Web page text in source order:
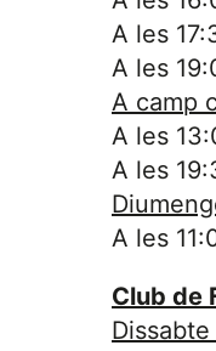
A les
A les
A camp
A les
A les
A les
Club de